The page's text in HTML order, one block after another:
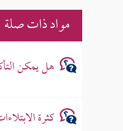
مواد ذات صلة
هل يمكن
كثرة